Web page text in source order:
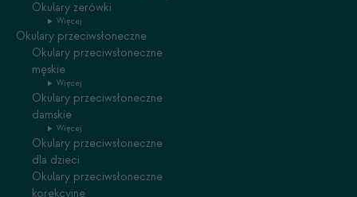
Okulary zerówki
Więcej
Okulary przeciwsłoneczne
Okulary przeciwsłoneczne
męskie
Więcej
Okulary przeciwsłoneczne
damskie
Więcej
Okulary przeciwsłoneczne
dla dzieci
Okulary przeciwsłoneczne
korekcyjne